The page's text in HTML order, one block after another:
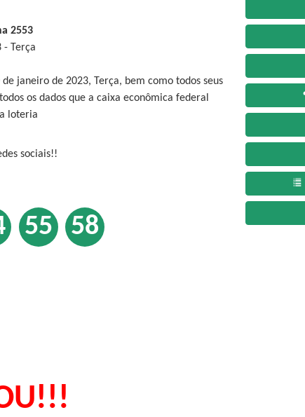
2553
- Terça
janeiro de 2023, Terça, bem como todos seus
os dados que a caixa econômica federal
loteria
sociais!!
55 58